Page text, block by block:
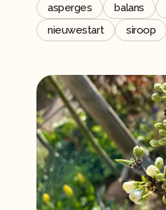
asperges balans
nieuwestart
siroop